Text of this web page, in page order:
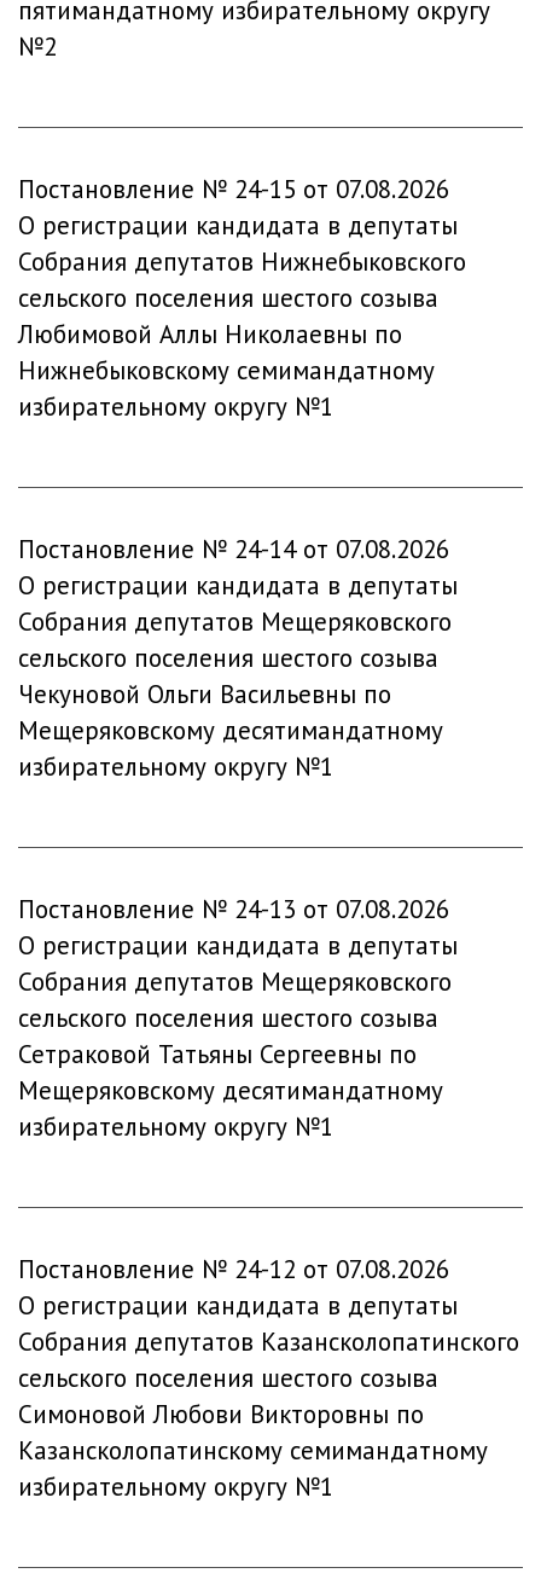
пятимандатному избирательному округу
№2
Постановление № 24-15 от 07.08.2026
О регистрации кандидата в депутаты
Собрания депутатов Нижнебыковского
сельского поселения шестого созыва
Любимовой Аллы Николаевны по
Нижнебыковскому семимандатному
избирательному округу №1
Постановление № 24-14 от 07.08.2026
О регистрации кандидата в депутаты
Собрания депутатов Мещеряковского
сельского поселения шестого созыва
Чекуновой Ольги Васильевны по
Мещеряковскому десятимандатному
избирательному округу №1
Постановление № 24-13 от 07.08.2026
О регистрации кандидата в депутаты
Собрания депутатов Мещеряковского
сельского поселения шестого созыва
Сетраковой Татьяны Сергеевны по
Мещеряковскому десятимандатному
избирательному округу №1
Постановление № 24-12 от 07.08.2026
О регистрации кандидата в депутаты
Собрания депутатов Казансколопатинского
сельского поселения шестого созыва
Симоновой Любови Викторовны по
Казансколопатинскому семимандатному
избирательному округу №1